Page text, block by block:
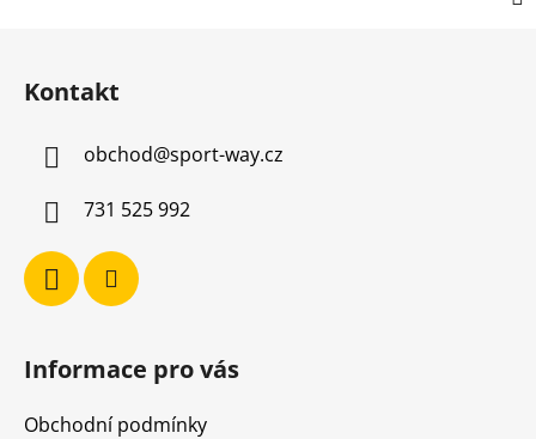
Kontakt
obchod@sport-way.cz
731 525 992
Informace pro vás
Obchodní podmínky